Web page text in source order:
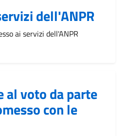
dell'ANPR
ai servizi dell'ANPR
al voto da parte
con le